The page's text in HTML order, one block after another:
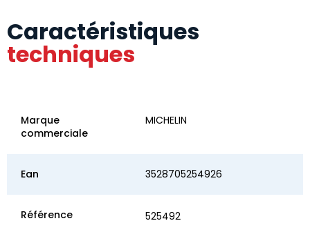
Caractéristiques
techniques
Marque
commerciale
MICHELIN
Ean 3528705254926
Référence 525492